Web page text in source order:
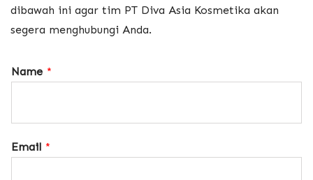
dibawah ini agar tim PT Diva Asia Kosmetika akan
segera menghubungi Anda.
Name *
Email *